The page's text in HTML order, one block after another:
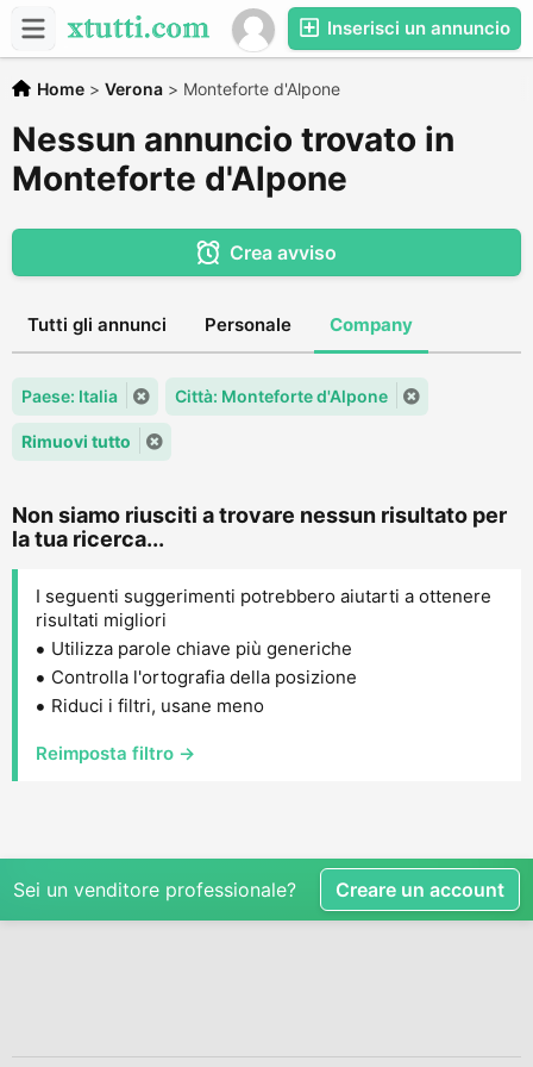
Inserisci un annuncio
Home > Verona > Monteforte d'Alpone
Nessun annuncio trovato in
Monteforte d'Alpone
Crea avviso
Tutti gli annunci Personale Company
Paese: Italia Città: Monteforte d'Alpone
Rimuovi tutto
Non siamo riusciti a trovare nessun risultato per
la tua ricerca...
I seguenti suggerimenti potrebbero aiutarti a ottenere
risultati migliori
Utilizza parole chiave più generiche
Controlla l'ortografia della posizione
Riduci i filtri, usane meno
Reimposta filtro →
Sei un venditore professionale? Creare un account